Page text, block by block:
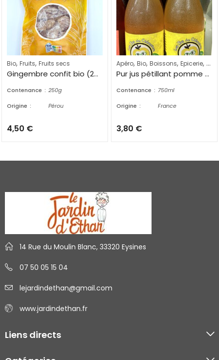
Bio, Fruits, Fruits secs
Gingembre confit bio (250g)
Contenance
250g
Origine
Pérou
4,50 €
Apéro, Bio, Boissons, Epicerie, Jus
Pur jus pétillant pomme bio (750ml)
Contenance
750ml
Origine
France
3,80 €
14 Rue du Moulin Blanc, 33320 Eysines
07 50 05 15 04
lejardindethan@gmail.com
www.jardindethan.fr
Liens directs